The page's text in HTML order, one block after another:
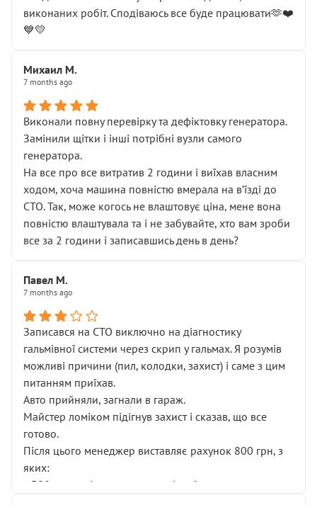
виконаних робіт. Сподіваюсь все буде працювати🫶❤️
💙💛
Михаил М.
7 months ago
Виконали повну перевірку та дефіктовку генератора.
Замінили щітки і інші потрібні вузли самого
генератора.
На все про все витратив 2 години і виїхав власним
ходом, хоча машина повністю вмерала на вʼїзді до
СТО. Так, може когось не влаштовує ціна, мене вона
повністю влаштувала та і не забувайте, хто вам зроби
все за 2 години і записавшись день в день?
Павел М.
7 months ago
Записався на СТО виключно на діагностику
гальмівної системи через скрип у гальмах. Я розумів
можливі причини (пил, колодки, захист) і саме з цим
питанням приїхав.
Авто прийняли, загнали в гараж.
Майстер ломіком підігнув захист і сказав, що все
готово.
Після цього менеджер виставляє рахунок 800 грн, з
яких:
• 300 грн — діагностика гальмівної системи